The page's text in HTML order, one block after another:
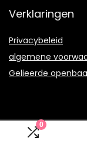
0
Verklaringen
Privacybeleid
algemene
Gelieerde
2021 ©